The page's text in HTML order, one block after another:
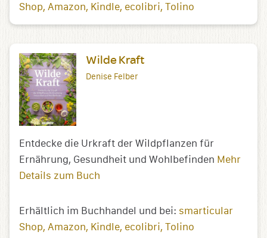
Shop Amazon Kindle ecolibri Tolino
Wilde Kraft
Denise Felber
Entdecke die Urkraft der Wildpflanzen für
Ernährung, Gesundheit und Wohlbefinden Mehr
Details zum Buch
Erhältlich im Buchhandel und bei: smarticular
Shop Amazon Kindle ecolibri Tolino